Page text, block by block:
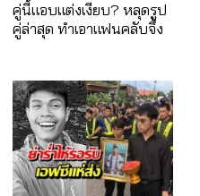
คู่นี้แอบแต่งเงียบ? หลุดรูป
คู่ล่าสุด ทำเอาแฟนคลับจึ้ง